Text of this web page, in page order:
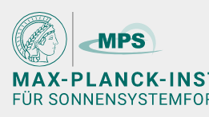
Hauptinhalt